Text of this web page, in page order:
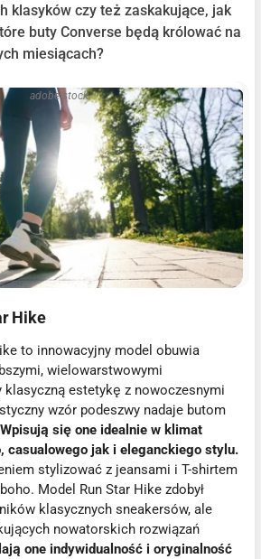
klasyków czy też zaskakujące, jak
buty Converse będą królować na
miesiącach?
adobe stock
Hike
to innowacyjny model obuwia
wielowarstwowymi
klasyczną estetykę z nowoczesnymi
wzór podeszwy nadaje butom
Wpisują się one idealnie w klimat
casualowego jak i eleganckiego stylu.
stylizować z jeansami i T-shirtem
Model Run Star Hike zdobył
klasycznych sneakersów, ale
nowatorskich rozwiązań
one indywidualność i oryginalność